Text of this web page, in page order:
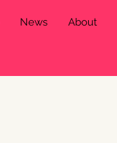
News About